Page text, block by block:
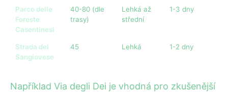
Parco delle
Foreste
Casentinesi
40-80 (dle
trasy)
Lehká až
střední
1-3 dny
Strada del
Sangiovese
45 Lehká 1-2 dny
Například Via degli Dei je vhodná pro zkušenější